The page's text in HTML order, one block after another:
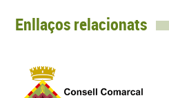
Enllaços relacionats